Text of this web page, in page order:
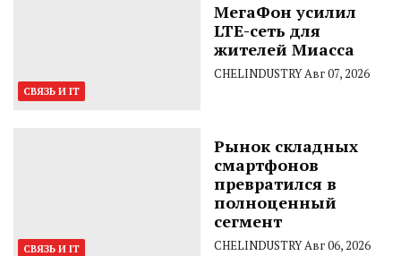
СВЯЗЬ И IT
МегаФон усилил
LTE-сеть для
жителей Миасса
CHELINDUSTRYАвг 07, 2026
СВЯЗЬ И IT
Рынок складных
смартфонов
превратился в
полноценный
сегмент
CHELINDUSTRYАвг 06, 2026